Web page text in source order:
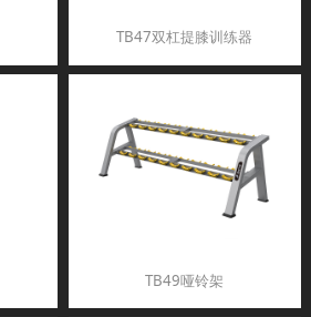
TB47双杠提膝训练器
TB49哑铃架